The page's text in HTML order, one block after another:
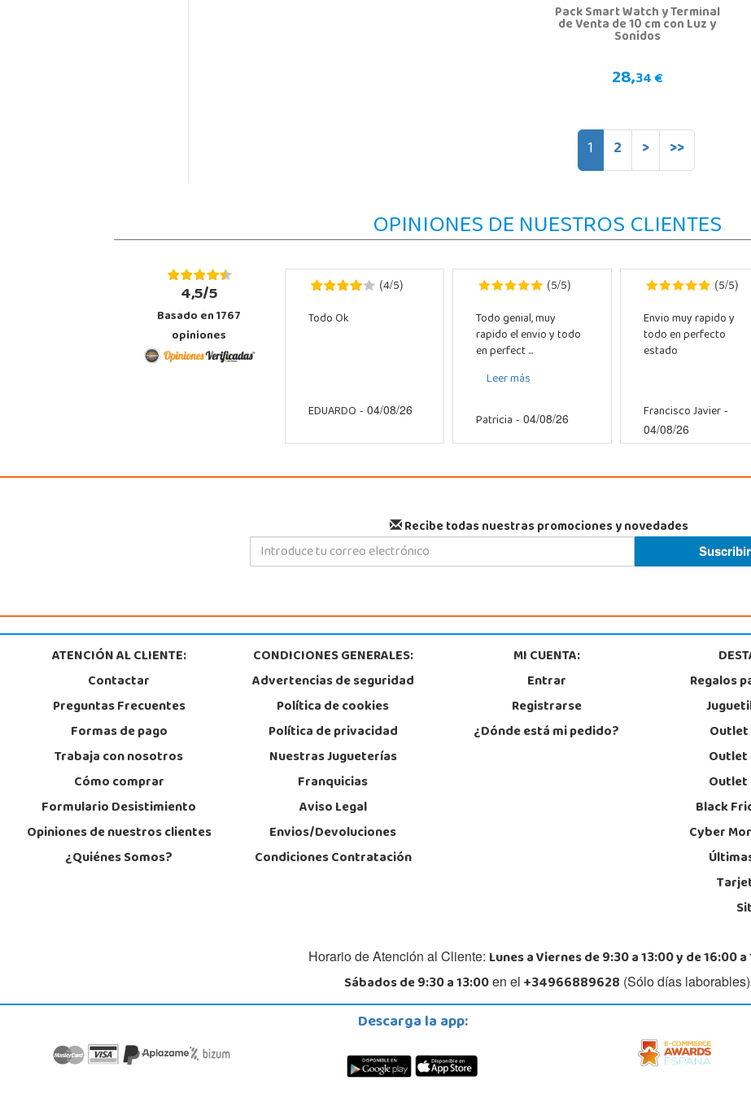
Pack Smart Watch y Terminal
de Venta de 10 cm con Luz y
Sonidos
28,34 €
1 2 > >>
OPINIONES DE NUESTROS CLIENTES
4,5/5
Basado en1767
opiniones
(4/5)
Todo Ok
EDUARDO - 04/08/26
(5/5)
Todo genial, muy
rapido el envio y todo
en perfect ...
Leer más
Patricia - 04/08/26
(5/5)
Envio muy rapido y
todo en perfecto
estado
Francisco Javier-
04/08/26
Recibe todas nuestras promociones y novedades
ATENCIÓN AL CLIENTE:
Contactar
Preguntas Frecuentes
Formas de pago
Trabaja con nosotros
Cómo comprar
Formulario Desistimiento
Opiniones de nuestros clientes
¿Quiénes Somos?
CONDICIONES GENERALES:
Advertencias de seguridad
Política de cookies
Política de privacidad
Nuestras Jugueterías
Franquicias
Aviso Legal
Envios/Devoluciones
Condiciones Contratación
MI CUENTA:
Entrar
Registrarse
¿Dónde está mi pedido?
Regalos
Outlet
Outlet
Outlet
Black
Cyber
Horario de Atención al Cliente: Lunes a Viernes de 9:30 a 13:00 y de 16:00
Sábados de 9:30 a 13:00en el +34966889628 (Sólo días laborables)
Descarga la app: